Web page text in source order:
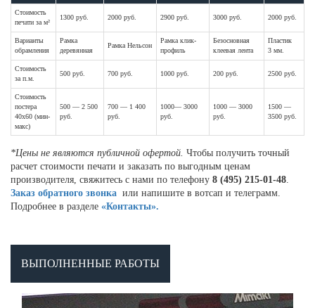
Стоимость
печати за м²
1300 руб. 2000 руб. 2900 руб. 3000 руб. 2000 руб.
Варианты
обрамления
Рамка
деревянная
Рамка Нельсон
Рамка клик-
профиль
Безосновная
клеевая лента
Пластик
3 мм.
Стоимость
за п.м.
500 руб. 700 руб. 1000 руб. 200 руб. 2500 руб.
Стоимость
постера
40х60 (мин-
макс)
500 — 2 500
руб.
700 — 1 400
руб.
1000— 3000
руб.
1000 — 3000
руб.
1500 —
3500 руб.
*Цены не являются публичной офертой. Чтобы получить точный
расчет стоимости печати и заказать по выгодным ценам
производителя, свяжитесь с нами по телефону 8 (495) 215-01-48.
Заказ обратного звонка или напишите в вотсап и телеграмм.
Подробнее в разделе «Контакты».
ВЫПОЛНЕННЫЕ РАБОТЫ